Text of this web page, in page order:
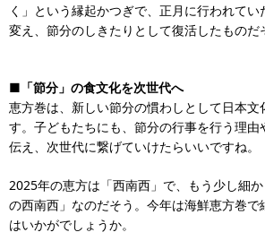
く」という縁起かつぎで、正月に行われて
変え、節分のしきたりとして復活したものだ
■「節分」の食文化を次世代へ
恵方巻は、新しい節分の慣わしとして日本文
す。子どもたちにも、節分の行事を行う理由
伝え、次世代に繋げていけたらいいですね。
2025年の恵方は「西南西」で、もう少し細
の西南西」なのだそう。今年は海鮮恵方巻で
はいかがでしょうか。